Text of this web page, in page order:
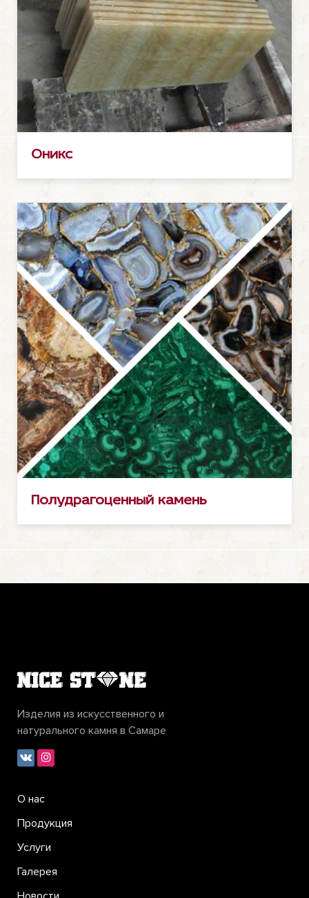
Оникс
Полудрагоценный камень
Изделия из искусственного и
натурального камня в Самаре
О нас
Продукция
Услуги
Галерея